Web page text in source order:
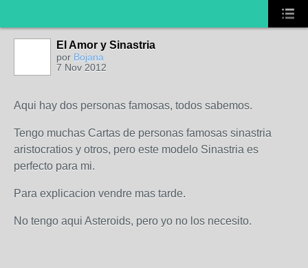
El Amor y Sinastria
por Bojana
7 Nov 2012
Aqui hay dos personas famosas, todos sabemos.
Tengo muchas Cartas de personas famosas sinastria
aristocratios y otros, pero este modelo Sinastria es
perfecto para mi.
Para explicacion vendre mas tarde.
No tengo aqui Asteroids, pero yo no los necesito.